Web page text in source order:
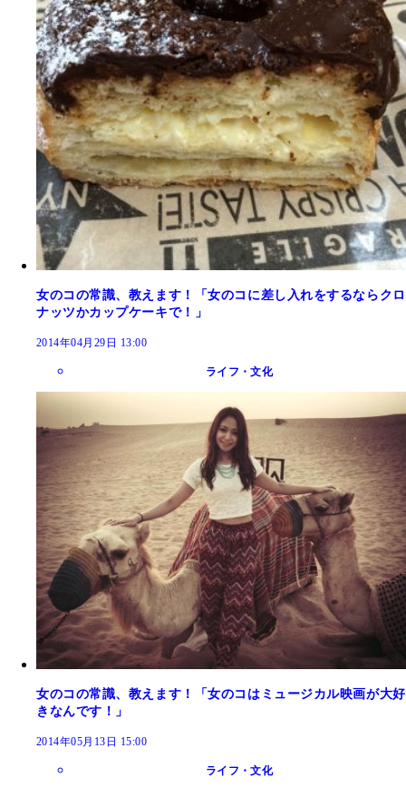
女のコの常識、教えます！「女のコに差し入れをするならクロ
ナッツかカップケーキで！」
2014年04月29日 13:00
ライフ・文化
女のコの常識、教えます！「女のコはミュージカル映画が大好
きなんです！」
2014年05月13日 15:00
ライフ・文化